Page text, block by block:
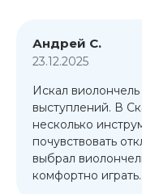
Андрей С.
23.12.2025
Искал
выступлений. В
несколько
почувствовать
выбрал
комфортно играть.